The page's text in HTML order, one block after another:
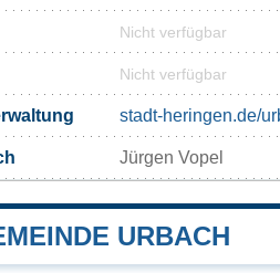
Nicht verfügbar
Nicht verfügbar
stadt-heringen.de/
Jürgen Vopel
URBACH